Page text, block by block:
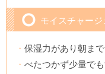
モイスチャージ
保湿力があり朝ま
べたつかず少量で